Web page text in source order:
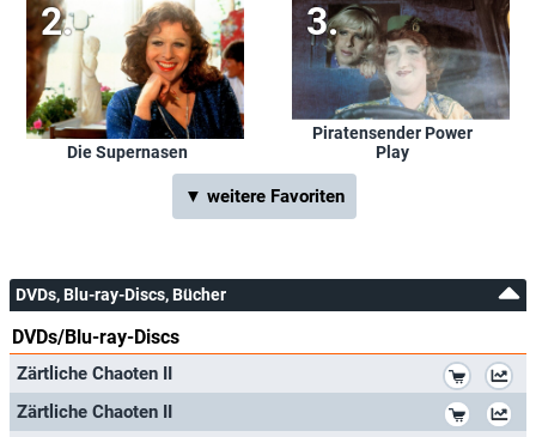
Die Supernasen
Piratensender Power
Play
▼ weitere Favoriten
DVDs, Blu-ray-Discs, Bücher
DVDs/Blu-ray-Discs
Zärtliche Chaoten II
Zärtliche Chaoten II